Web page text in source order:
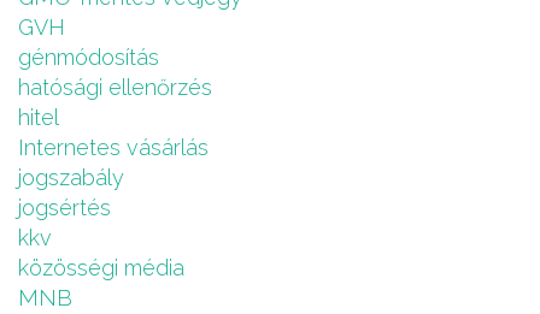
GVH
génmódosítás
hatósági ellenőrzés
hitel
Internetes vásárlás
jogszabály
jogsértés
kkv
közösségi média
MNB